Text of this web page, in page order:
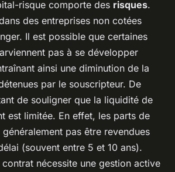
risque comporte des risques.
des entreprises non cotées
Il est possible que certaines
pas à se développer
ainsi une diminution de la
par le souscripteur. De
de souligner que la liquidité de
est limitée. En effet, les parts de
généralement pas être revendues
(souvent entre 5 et 10 ans).
nécessite une gestion active